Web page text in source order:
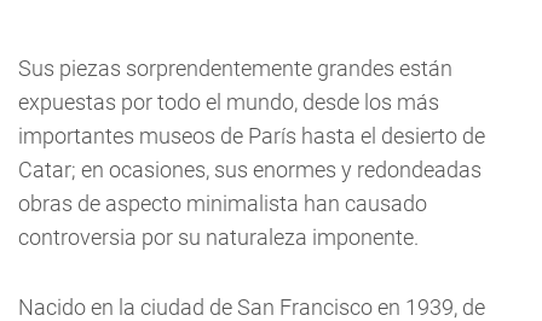
Sus piezas sorprendentemente grandes están
expuestas por todo el mundo, desde los más
importantes museos de París hasta el desierto de
Catar; en ocasiones, sus enormes y redondeadas
obras de aspecto minimalista han causado
controversia por su naturaleza imponente.
Nacido en la ciudad de San Francisco en 1939, de